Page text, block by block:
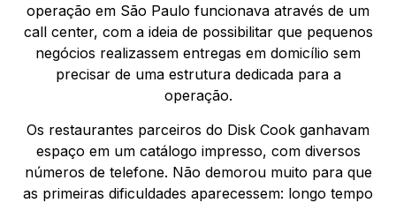
operação em São Paulo funcionava através de um
call center, com a ideia de possibilitar que pequenos
negócios realizassem entregas em domicílio sem
precisar de uma estrutura dedicada para a
operação.
Os restaurantes parceiros do Disk Cook ganhavam
espaço em um catálogo impresso, com diversos
números de telefone. Não demorou muito para que
as primeiras dificuldades aparecessem: longo tempo